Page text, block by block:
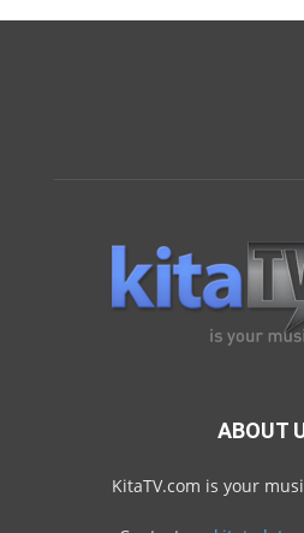
ABOUT
KitaTV.com is your